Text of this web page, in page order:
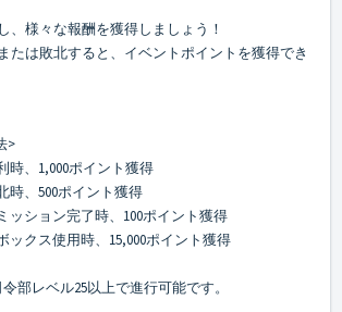
、様々な報酬を獲得しましょう！
たは敗北すると、イベントポイントを獲得でき
>
時、1,000ポイント獲得
時、500ポイント獲得
ッション完了時、100ポイント獲得
ックス使用時、15,000ポイント獲得
部レベル25以上で進行可能です。